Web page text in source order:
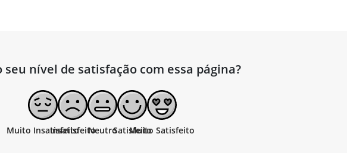
seu nível de satisfação com essa página?